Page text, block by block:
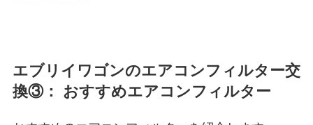
エブリイワゴンのエアコンフィルター交
換③： おすすめエアコンフィルター